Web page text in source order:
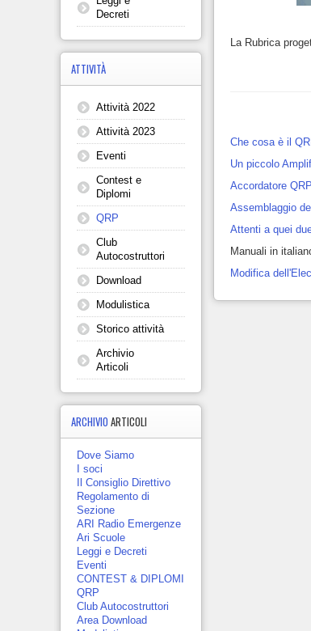
La Rubrica
Che cosa è il
Un piccolo
Accordatore
Assemblaggio
Attenti a quei
Manuali in
Modifica
Decreti
ATTIVITÀ
Attività 2022
Attività 2023
Eventi
Contest e
Diplomi
QRP
Club
Autocostruttori
Download
Modulistica
Storico attività
Archivio
Articoli
ARCHIVIOARTICOLI
Dove Siamo
I soci
Il Consiglio Direttivo
Regolamento di
Sezione
ARI Radio Emergenze
Ari Scuole
Leggi e Decreti
Eventi
CONTEST & DIPLOMI
QRP
Club Autocostruttori
Area Download